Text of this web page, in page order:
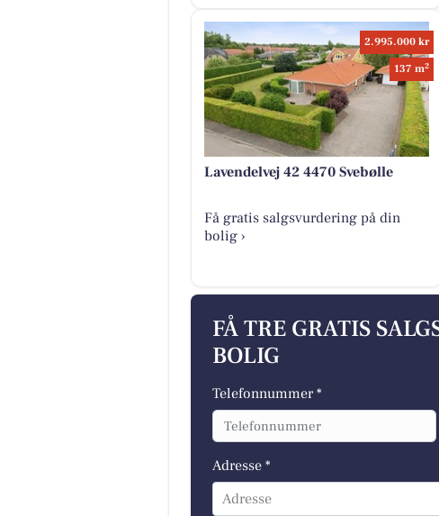
2.995.000 kr
137 m2
Lavendelvej 42 4470 Svebølle
Få gratis salgsvurdering på din
bolig ›
FÅ TRE GRATIS
BOLIG
Telefonnummer *
Adresse *
Adresse